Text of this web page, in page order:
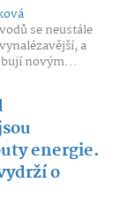
se neustále
a
novým...
energie.
o